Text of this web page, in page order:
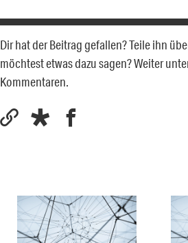
Dir hat der Beitrag gefallen? Teile ihn
möchtest etwas dazu sagen? Weiter
Kommentaren.